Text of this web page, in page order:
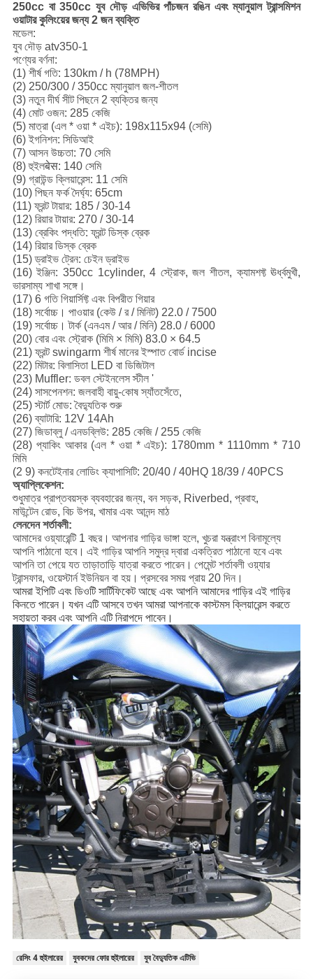
250cc বা 350cc যুব দৌড় এভিভির পাঁচজন রঙিন এবং ম্যানুয়াল ট্রান্সমিশন
ওয়াটার কুলিংয়ের জন্য 2 জন ব্যক্তি
মডেল:
যুব দৌড় atv350-1
পণ্যের বর্ণনা:
(1) শীর্ষ গতি: 130km / h (78MPH)
(2) 250/300 / 350cc ম্যানুয়াল জল-শীতল
(3) নতুন দীর্ঘ সীট পিছনে 2 ব্যক্তির জন্য
(4) মোট ওজন: 285 কেজি
(5) মাত্রা (এল * ওয়া * এইচ): 198x115x94 (সেমি)
(6) ইগনিশন: সিডিআই
(7) আসন উচ্চতা: 70 সেমি
(8) হুইলबेस: 140 সেমি
(9) গ্রাউন্ড ক্লিয়ারেন্স: 11 সেমি
(10) পিছন ফর্ক দৈর্ঘ্য: 65cm
(11) ফ্রন্ট টায়ার: 185 / 30-14
(12) রিয়ার টায়ার: 270 / 30-14
(13) ব্রেকিং পদ্ধতি: ফ্রন্ট ডিস্ক ব্রেক
(14) রিয়ার ডিস্ক ব্রেক
(15) ড্রাইভ ট্রেন: চেইন ড্রাইভ
(16) ইঞ্জিন: 350cc 1cylinder, 4 স্ট্রোক, জল শীতল, ক্যামশফ্ট ঊর্ধ্বমুখী,
ভারসাম্য শাখা সঙ্গে।
(17) 6 গতি গিয়ার্সিফ্ট এবং বিপরীত গিয়ার
(18) সর্বোচ্চ। পাওয়ার (কেউ / র / মিনিট) 22.0 / 7500
(19) সর্বোচ্চ। টার্ক (এনএম / আর / মিনি) 28.0 / 6000
(20) বোর এবং স্ট্রোক (মিমি × মিমি) 83.0 × 64.5
(21) ফ্রন্ট swingarm শীর্ষ মানের ইস্পাত বোর্ড incise
(22) মিটার: বিলাসিতা LED বা ডিজিটাল
(23) Muffler: ডবল স্টেইনলেস স্টীল '
(24) সাসপেনশন: জলবাহী বায়ু-কোষ স্যাঁতসেঁতে,
(25) স্টার্ট মোড: বৈদ্যুতিক শুরু
(26) ব্যাটারি: 12V 14Ah
(27) জিডাব্লু / এনডব্লিউ: 285 কেজি / 255 কেজি
(28) প্যাকিং আকার (এল * ওয়া * এইচ): 1780mm * 1110mm * 710
মিমি
(2 9) কনটেইনার লোডিং ক্যাপাসিটি: 20/40 / 40HQ 18/39 / 40PCS
অ্যাপ্লিকেশন:
শুধুমাত্র প্রাপ্তবয়স্ক ব্যবহারের জন্য, বন সড়ক, Riverbed, প্রবাহ,
মাউন্টেন রোড, বিচ উপর, খামার এবং আনন্দ মাঠ
লেনদেন শর্তাবলী:
আমাদের ওয়্যারেন্টি 1 বছর। আপনার গাড়ির ভাঙ্গা হলে, খুচরা যন্ত্রাংশ বিনামূল্যে
আপনি পাঠানো হবে। এই গাড়ির আপনি সমুদ্র দ্বারা একত্রিত পাঠানো হবে এবং
আপনি তা পেয়ে যত তাড়াতাড়ি যাত্রা করতে পারেন। পেমেন্ট শর্তাবলী ওয়্যার
ট্রান্সফার, ওয়েস্টার্ন ইউনিয়ন বা হয়। প্রসবের সময় প্রায় 20 দিন।
আমরা ইপিটি এবং ডিওটি সার্টিফিকেট আছে এবং আপনি আমাদের গাড়ির এই গাড়ির
কিনতে পারেন। যখন এটি আসবে তখন আমরা আপনাকে কাস্টমস ক্লিয়ারেন্স করতে
সহায়তা করব এবং আপনি এটি নিরাপদে পাবেন।
রেসিং 4 হুইলারের যুবকদের ফোর হুইলারের যুব বৈদ্যুতিক এটিভি